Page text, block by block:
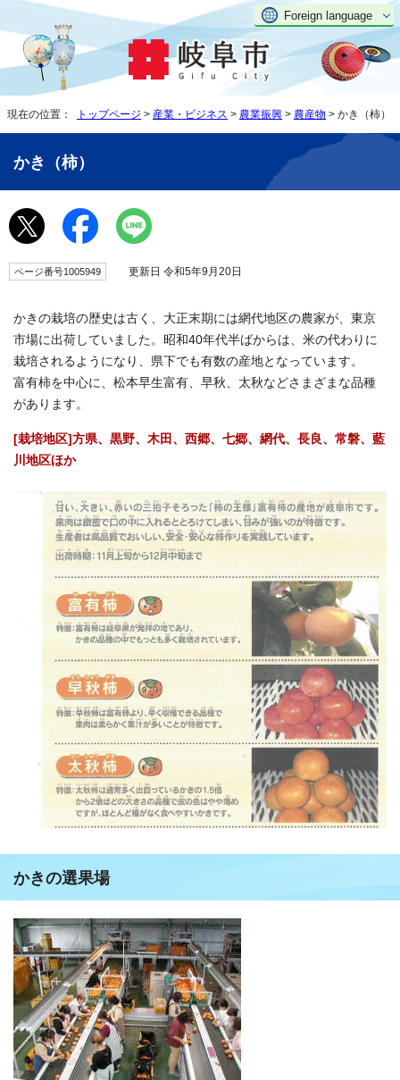
Foreign language
現在の位置： トップページ > 産業・ビジネス > 農業振興 > 農産物 > かき（柿）
かき（柿）
ページ番号1005949 更新日 令和5年9月20日
かきの栽培の歴史は古く、大正末期には網代地区の農家が、東京
市場に出荷していました。昭和40年代半ばからは、米の代わりに
栽培されるようになり、県下でも有数の産地となっています。
富有柿を中心に、松本早生富有、早秋、太秋などさまざまな品種
があります。
[栽培地区]方県、黒野、木田、西郷、七郷、網代、長良、常磐、藍
川地区ほか
かきの選果場